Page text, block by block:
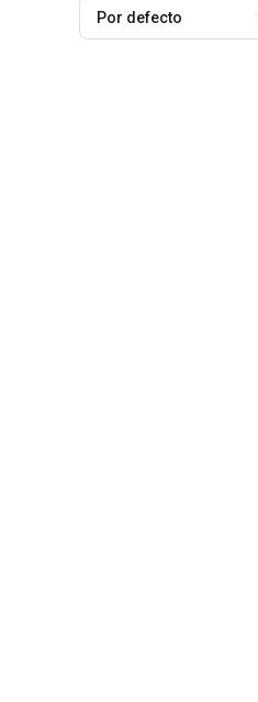
Por defecto